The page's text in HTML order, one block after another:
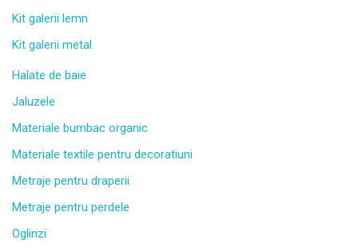
Kit galerii lemn
Kit galerii metal
Halate de baie
Jaluzele
Materiale bumbac organic
Materiale textile pentru decoratiuni
Metraje pentru draperii
Metraje pentru perdele
Oglinzi